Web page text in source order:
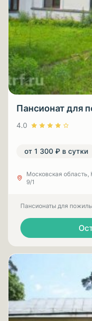
Пансионат для
4.0
от 1 300 ₽ в сутки
Московская область,
9/1
Пансионаты для